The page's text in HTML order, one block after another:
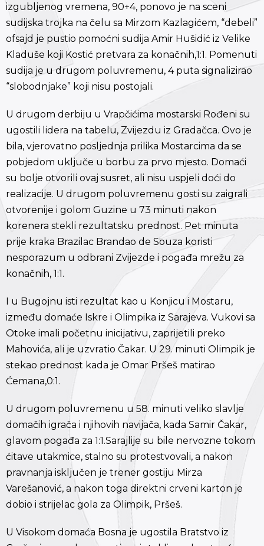
izgubljenog vremena, 90+4, ponovo je na sceni
sudijska trojka na čelu sa Mirzom Kazlagićem, “debeli”
ofsajd je pustio pomoćni sudija Amir Hušidić iz Velike
Kladuše koji Kostić pretvara za konačnih,1:1. Pomenuti
sudija je u drugom poluvremenu, 4 puta signalizirao
“slobodnjake” koji nisu postojali.
U drugom derbiju u Vrapčićima mostarski Rođeni su
ugostili lidera na tabelu, Zvijezdu iz Gradačca. Ovo je
bila, vjerovatno posljednja prilika Mostarcima da se
pobjedom uključe u borbu za prvo mjesto. Domaći
su bolje otvorili ovaj susret, ali nisu uspjeli doći do
realizacije. U drugom poluvremenu gosti su zaigrali
otvorenije i golom Guzine u 73 minuti nakon
korenera stekli rezultatsku prednost. Pet minuta
prije kraka Brazilac Brandao de Souza koristi
nesporazum u odbrani Zvijezde i pogađa mrežu za
konačnih, 1:1.
I u Bugojnu isti rezultat kao u Konjicu i Mostaru,
između domaće Iskre i Olimpika iz Sarajeva. Vukovi sa
Otoke imali početnu inicijativu, zaprijetili preko
Mahovića, ali je uzvratio Čakar. U 29. minuti Olimpik je
stekao prednost kada je Omar Pršeš matirao
Ćemana,0:1.
U drugom poluvremenu u 58. minuti veliko slavlje
domačih igrača i njihovih navijača, kada Samir Čakar,
glavom pogađa za 1:1.Sarajlije su bile nervozne tokom
ćitave utakmice, stalno su protestvovali, a nakon
pravnanja isključen je trener gostiju Mirza
Varešanović, a nakon toga direktni crveni karton je
dobio i strijelac gola za Olimpik, Pršeš.
U Visokom domaća Bosna je ugostila Bratstvo iz